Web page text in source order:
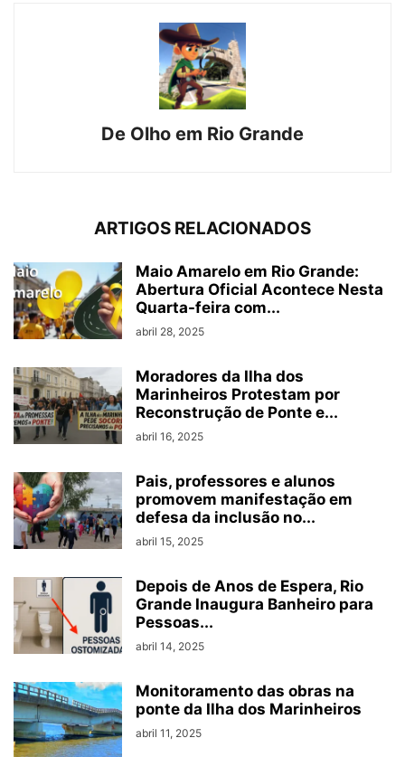
De Olho em Rio Grande
ARTIGOS RELACIONADOS
Maio Amarelo em Rio Grande:
Abertura Oficial Acontece Nesta
Quarta-feira com...
abril 28, 2025
Moradores da Ilha dos
Marinheiros Protestam por
Reconstrução de Ponte e...
abril 16, 2025
Pais, professores e alunos
promovem manifestação em
defesa da inclusão no...
abril 15, 2025
Depois de Anos de Espera, Rio
Grande Inaugura Banheiro para
Pessoas...
abril 14, 2025
Monitoramento das obras na
ponte da Ilha dos Marinheiros
abril 11, 2025